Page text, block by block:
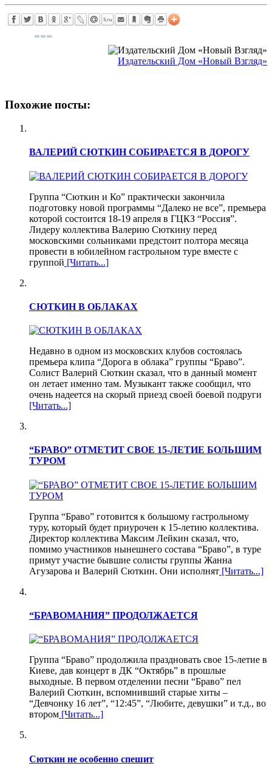
Издательский Дом «Новый Взгляд»
Похожие посты:
ВАЛЕРИЙ СЮТКИН СОБИРАЕТСЯ В ДОРОГУ
Группа “Сюткин и Ко” практически закончила
подготовку новой программы “Далеко не все”, премьера
которой состоится 18-19 апреля в ГЦКЗ “Россия”.
Лидеру коллектива Валерию Сюткину перед
московскими сольниками предстоит полтора месяца
провести в юбилейном гастрольном туре вместе с
группой [Читать...]
СЮТКИН В ОБЛАКАХ
Недавно в одном из московских клубов состоялась
премьера клипа “Дорога в облака” группы “Браво”.
Солист Валерий Сюткин сказал, что в данный момент
он летает именно там. Музыкант также сообщил, что
очень надеется на скорый приезд своей боевой подруги
[Читать...]
“БРАВО” ОТМЕТИТ СВОЕ 15-ЛЕТИЕ БОЛЬШИМ
ТУРОМ
Группа “Браво” готовится к большому гастрольному
туру, который будет приурочен к 15-летию коллектива.
Директор коллектива Максим Лейкин сказал, что,
помимо участников нынешнего состава “Браво”, в туре
примут участие бывшие солисты группы Жанна
Агузарова и Валерий Сюткин. Они исполнят [Читать...]
“БРАВОМАНИЯ” ПРОДОЛЖАЕТСЯ
Группа “Браво” продолжила праздновать свое 15-летие в
Киеве, дав концерт в ДК “Октябрь” в прошлые
выходные. В первом отделении песни “Браво” пел
Валерий Сюткин, вспомнивший старые хиты –
“Девчонку 16 лет”, “12:45”, “Любите, девушки” и т.д., во
втором [Читать...]
Сюткин не особенно спешит